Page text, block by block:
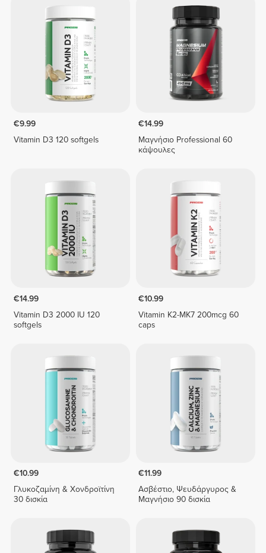
€9.99
Vitamin D3 120 softgels
€14.99
Μαγνήσιο Professional 60
κάψουλες
€14.99
Vitamin D3 2000 IU 120
softgels
€10.99
Vitamin K2-MK7 200mcg 60
caps
€10.99
Γλυκοζαμίνη & Χονδροϊτίνη
30 δισκία
€11.99
Ασβέστιο, Ψευδάργυρος &
Μαγνήσιο 90 δισκία